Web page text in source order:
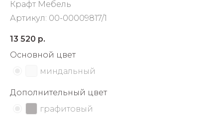
Крафт Мебель
Артикул: 00-00009817/1
13 520 р.
Основной цвет
миндальный
Дополнительный цвет
графитовый
Оставшиеся
списываться с вашей карты
об оплате Плайтом